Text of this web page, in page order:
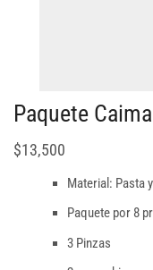
Paquete
$13,500
Material: Pasta
Paquete por 8
3 Pinzas